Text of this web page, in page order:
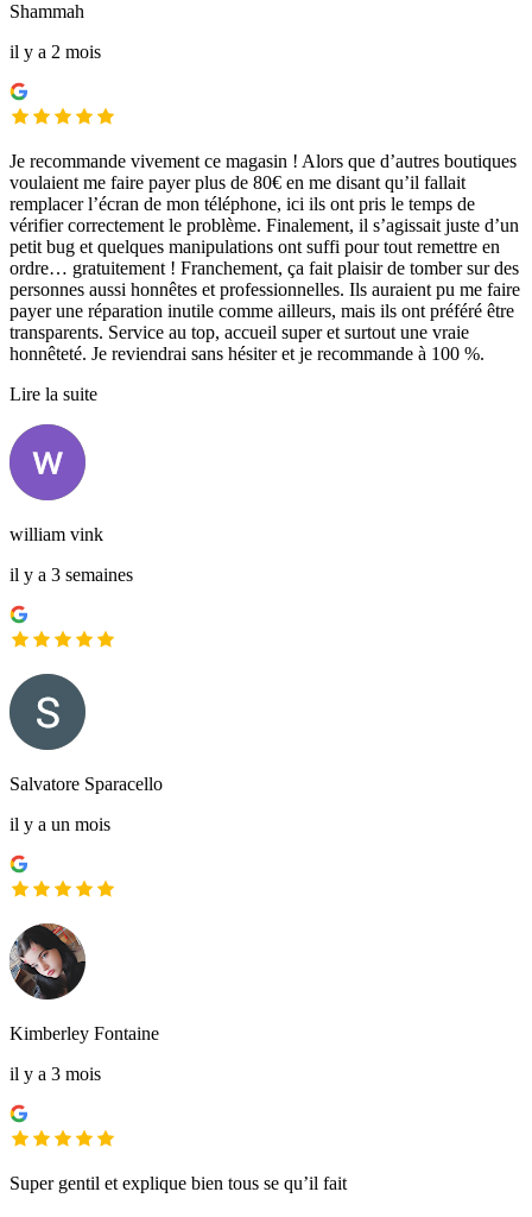
Shammah
il y a 2 mois
Je recommande vivement ce magasin ! Alors que d’autres boutiques
voulaient me faire payer plus de 80€ en me disant qu’il fallait
remplacer l’écran de mon téléphone, ici ils ont pris le temps de
vérifier correctement le problème. Finalement, il s’agissait juste d’un
petit bug et quelques manipulations ont suffi pour tout remettre en
ordre… gratuitement ! Franchement, ça fait plaisir de tomber sur des
personnes aussi honnêtes et professionnelles. Ils auraient pu me faire
payer une réparation inutile comme ailleurs, mais ils ont préféré être
transparents. Service au top, accueil super et surtout une vraie
honnêteté. Je reviendrai sans hésiter et je recommande à 100 %.
Lire la suite
william vink
il y a 3 semaines
Salvatore Sparacello
il y a un mois
Kimberley Fontaine
il y a 3 mois
Super gentil et explique bien tous se qu’il fait